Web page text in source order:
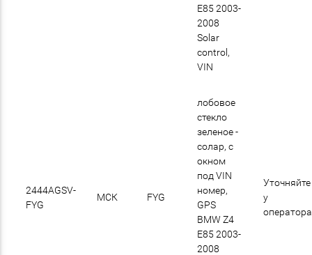
E85 2003-
2008
Solar
control,
VIN
2444AGSV-
FYG
МСК FYG
лобовое
стекло
зеленое -
солар, с
окном
под VIN
номер,
GPS
BMW Z4
E85 2003-
2008
Уточняйте
у
оператора